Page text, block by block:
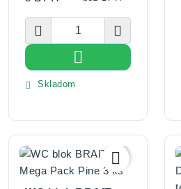
 

 Skladom
